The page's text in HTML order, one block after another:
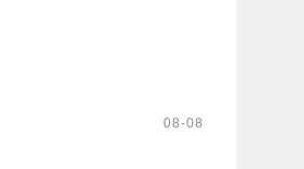
08-08